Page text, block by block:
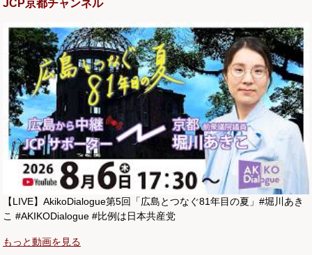
JCP京都チャンネル
【LIVE】AkikoDialogue第5回「広島とつなぐ81年目の夏」#堀川あき
こ #AKIKODialogue #比例は日本共産党
もっと動画を見る